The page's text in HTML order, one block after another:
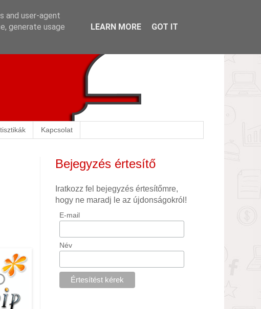
Kapcsolat
Bejegyzés értesítő
Iratkozz fel bejegyzés értesítőmre,
hogy ne maradj le az újdonságokról!
E-mail
Név
and user-agent
generate usage
LEARN MORE GOT IT